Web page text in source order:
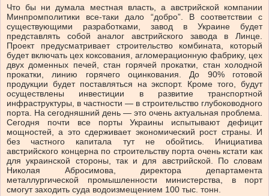
Что бы ни думала местная власть, а австрийской компании
Минпромполитики все-таки дало “добро”. В соответствии с
существующими разработками, завод в Украине будет
представлять собой аналог австрийского завода в Линце.
Проект предусматривает строительство комбината, который
будет включать цех коксования, агломерационную фабрику, цех
двух доменных печей, стан горячей прокатки, стан холодной
прокатки, линию горячего оцинкования. До 90% готовой
продукции будет поставляться на экспорт. Кроме того, будут
осуществлены инвестиции в развитие транспортной
инфраструктуры, в частности — в строительство глубоководного
порта. На сегодняшний день — это очень актуальная проблема.
Сегодня почти все порты Украины испытывают дефицит
мощностей, а это сдерживает экономический рост страны. И
без частного капитала тут не обойтись. Инициатива
австрийского концерна по строительству порта очень кстати как
для украинской стороны, так и для австрийской. По словам
Николая Абросимова, директора департамента
металлургической промышленности министерства, в порт
смогут заходить суда водоизмещением 100 тыс. тонн.